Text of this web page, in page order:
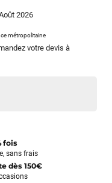
2026
métropolitaine
votre devis à
fois
sans frais
dès 150€